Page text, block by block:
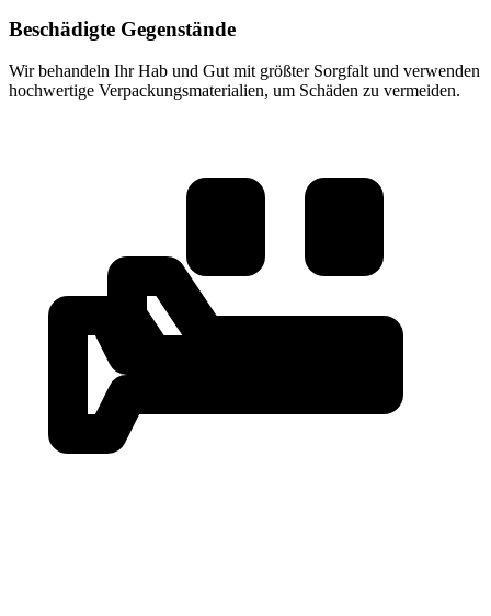
Beschädigte Gegenstände
Wir behandeln Ihr Hab und Gut mit größter Sorgfalt und verwenden
hochwertige Verpackungsmaterialien, um Schäden zu vermeiden.